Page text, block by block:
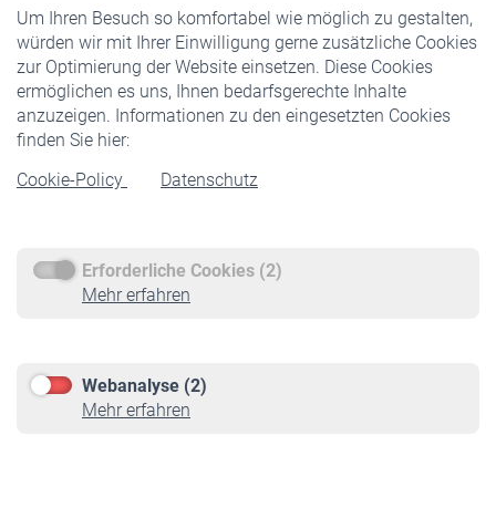
Um Ihren Besuch so komfortabel wie möglich zu gestalten,
würden wir mit Ihrer Einwilligung gerne zusätzliche Cookies
zur Optimierung der Website einsetzen. Diese Cookies
ermöglichen es uns, Ihnen bedarfsgerechte Inhalte
anzuzeigen. Informationen zu den eingesetzten Cookies
finden Sie hier:
Cookie-Policy
Datenschutz
Erforderliche Cookies (2)
Mehr erfahren
Webanalyse (2)
Mehr erfahren
Staatliche Förderung
Veranstaltungen
Rentner
Rentenbeginn
Rente beantragen
Service
Informationen
Online-Rechner
VBLnewsletter